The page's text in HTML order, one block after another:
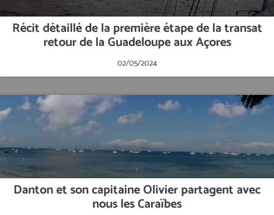
Récit détaillé de la première étape de la transat
retour de la Guadeloupe aux Açores
02/05/2024
Danton et son capitaine Olivier partagent avec
nous les Caraïbes